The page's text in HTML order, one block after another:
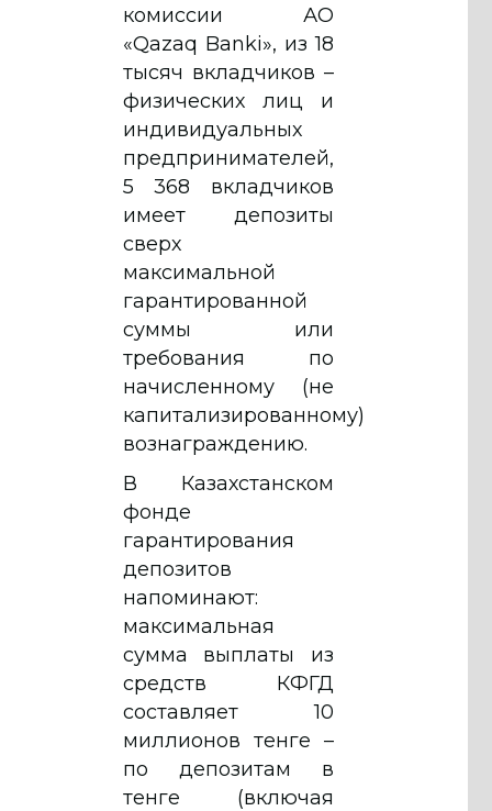
комиссии АО
«Qazaq Banki», из 18
тысяч вкладчиков –
физических лиц и
индивидуальных
предпринимателей,
5 368 вкладчиков
имеет депозиты
сверх
максимальной
гарантированной
суммы или
требования по
начисленному (не
капитализированному)
вознаграждению.
В Казахстанском
фонде
гарантирования
депозитов
напоминают:
максимальная
сумма выплаты из
средств КФГД
составляет 10
миллионов тенге –
по депозитам в
тенге (включая